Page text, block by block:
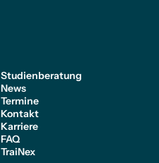
Studienberatung
News
Termine
Kontakt
Karriere
FAQ
TraiNex